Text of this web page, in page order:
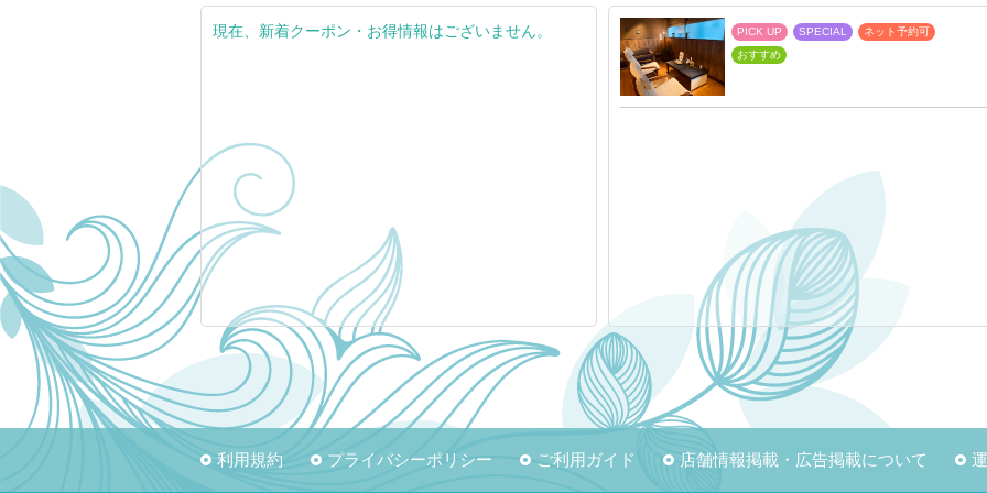
現在、新着クーポン・お得情報はございません。 PICK UP SPECIAL
ネット予約可
おすすめ
利用規約 プライバシーポリシー ご利用ガイド 店舗情報掲載・広告掲載について